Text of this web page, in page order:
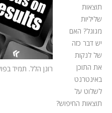
רונן הלל. תמיד
תוצאות
שליליות
מגוגל? האם
יש דבר כזה
של לנקות
את התוכן
באינטרנט
לשלוט על
תוצאות החיפוש?